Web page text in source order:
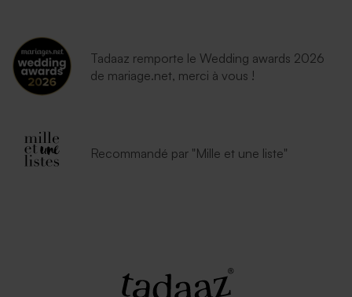
Tadaaz remporte le Wedding awards 2026
de mariage.net, merci à vous !
Recommandé par "Mille et une liste"